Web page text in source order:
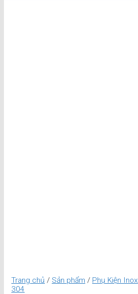
Trang chủ / Sản phẩm / Phụ Kiện Inox
304